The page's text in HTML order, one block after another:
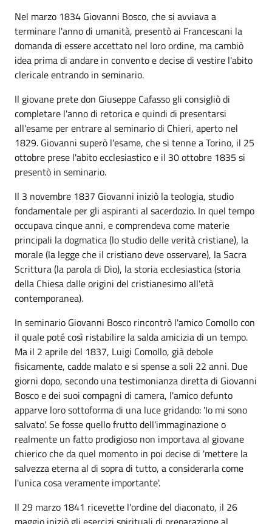
Nel marzo 1834 Giovanni Bosco, che si avviava a
terminare l'anno di umanità, presentò ai Francescani la
domanda di essere accettato nel loro ordine, ma cambiò
idea prima di andare in convento e decise di vestire l'abito
clericale entrando in seminario.
Il giovane prete don Giuseppe Cafasso gli consigliò di
completare l'anno di retorica e quindi di presentarsi
all'esame per entrare al seminario di Chieri, aperto nel
1829. Giovanni superò l'esame, che si tenne a Torino, il 25
ottobre prese l'abito ecclesiastico e il 30 ottobre 1835 si
presentò in seminario.
Il 3 novembre 1837 Giovanni iniziò la teologia, studio
fondamentale per gli aspiranti al sacerdozio. In quel tempo
occupava cinque anni, e comprendeva come materie
principali la dogmatica (lo studio delle verità cristiane), la
morale (la legge che il cristiano deve osservare), la Sacra
Scrittura (la parola di Dio), la storia ecclesiastica (storia
della Chiesa dalle origini del cristianesimo all'età
contemporanea).
In seminario Giovanni Bosco rincontrò l'amico Comollo con
il quale poté così ristabilire la salda amicizia di un tempo.
Ma il 2 aprile del 1837, Luigi Comollo, già debole
fisicamente, cadde malato e si spense a soli 22 anni. Due
giorni dopo, secondo una testimonianza diretta di Giovanni
Bosco e dei suoi compagni di camera, l'amico defunto
apparve loro sottoforma di una luce gridando: 'Io mi sono
salvato'. Se fosse quello frutto dell'immaginazione o
realmente un fatto prodigioso non importava al giovane
chierico che da quel momento in poi decise di 'mettere la
salvezza eterna al di sopra di tutto, a considerarla come
l'unica cosa veramente importante'.
Il 29 marzo 1841 ricevette l'ordine del diaconato, il 26